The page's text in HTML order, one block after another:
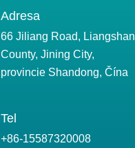
Adresa
66 Jiliang Road, Liangshan
County, Jining City,
provincie Shandong, Čína
Tel
+86-15587320008